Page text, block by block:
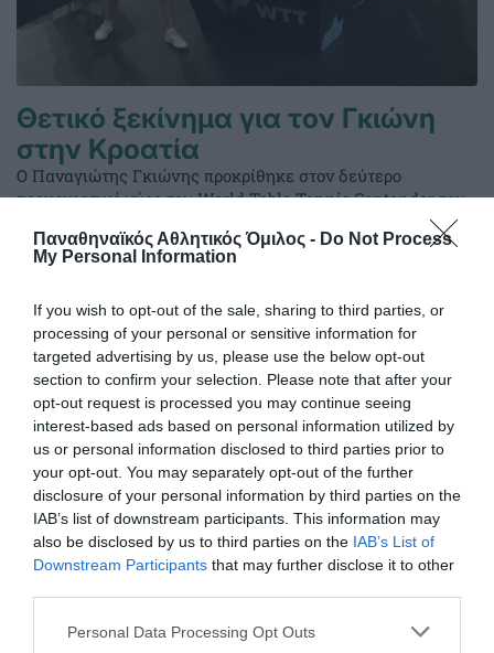
Παναθηναϊκός Αθλητικός Όμιλος - Do Not Process
My Personal Information
If you wish to opt-out of the sale, sharing to third parties, or
processing of your personal or sensitive information for
targeted advertising by us, please use the below opt-out
section to confirm your selection. Please note that after your
opt-out request is processed you may continue seeing
interest-based ads based on personal information utilized by
us or personal information disclosed to third parties prior to
your opt-out. You may separately opt-out of the further
disclosure of your personal information by third parties on the
IAB’s list of downstream participants. This information may
also be disclosed by us to third parties on the IAB’s List of
Downstream Participants that may further disclose it to other
Please note that this website/app uses one or more Google
Personal Data Processing Opt Outs
Θετικό ξεκίνημα για τον Γκιώνη
στην Κροατία
Ο Παναγιώτης Γκιώνης προκρίθηκε στον δεύτερο
προκριματικό γύρο του World Table Tennis Contender του
Με Μάκρα και τη νέα χρονιά!